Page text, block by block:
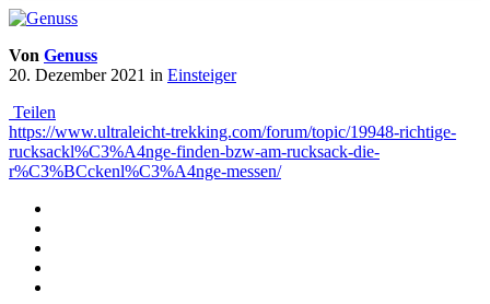
Von Genuss
20. Dezember 2021 in Einsteiger
Teilen
https://www.ultraleicht-trekking.com/forum/topic/19948-richtige-
rucksackl%C3%A4nge-finden-bzw-am-rucksack-die-
r%C3%BCckenl%C3%A4nge-messen/